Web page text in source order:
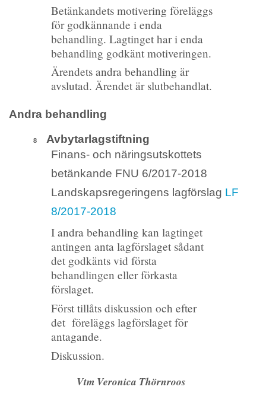
Betänkandets motivering föreläggs
för godkännande i enda
behandling. Lagtinget har i enda
behandling godkänt motiveringen.
Ärendets andra behandling är
avslutad. Ärendet är slutbehandlat.
Andra behandling
8
Avbytarlagstiftning
Finans- och näringsutskottets
betänkande FNU 6/2017-2018
Landskapsregeringens lagförslag LF
8/2017-2018
I andra behandling kan lagtinget
antingen anta lagförslaget sådant
det godkänts vid första
behandlingen eller förkasta
förslaget.
Först tillåts diskussion och efter
det föreläggs lagförslaget för
antagande.
Diskussion.
Vtm Veronica Thörnroos